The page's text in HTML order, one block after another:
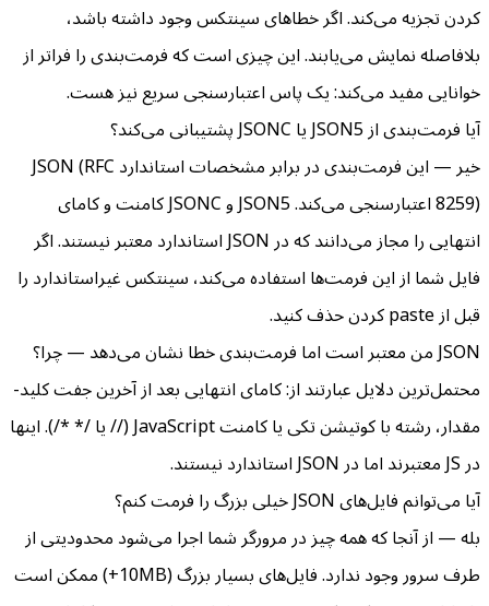
کردن تجزیه می‌کند. اگر خطاهای سینتکس وجود داشته باشد،
بلافاصله نمایش می‌یابند. این چیزی است که فرمت‌بندی را فراتر از
خوانایی مفید می‌کند: یک پاس اعتبارسنجی سریع نیز هست.
آیا فرمت‌بندی از JSON5 یا JSONC پشتیبانی می‌کند؟
خیر — این فرمت‌بندی در برابر مشخصات استاندارد JSON (RFC
8259) اعتبارسنجی می‌کند. JSON5 و JSONC کامنت و کامای
انتهایی را مجاز می‌دانند که در JSON استاندارد معتبر نیستند. اگر
فایل شما از این فرمت‌ها استفاده می‌کند، سینتکس غیراستاندارد را
قبل از paste کردن حذف کنید.
JSON من معتبر است اما فرمت‌بندی خطا نشان می‌دهد — چرا؟
محتمل‌ترین دلایل عبارتند از: کامای انتهایی بعد از آخرین جفت کلید-
مقدار، رشته با کوتیشن تکی یا کامنت JavaScript (// یا /* */). اینها
در JS معتبرند اما در JSON استاندارد نیستند.
آیا می‌توانم فایل‌های JSON خیلی بزرگ را فرمت کنم؟
بله — از آنجا که همه چیز در مرورگر شما اجرا می‌شود محدودیتی از
طرف سرور وجود ندارد. فایل‌های بسیار بزرگ (10MB+) ممکن است